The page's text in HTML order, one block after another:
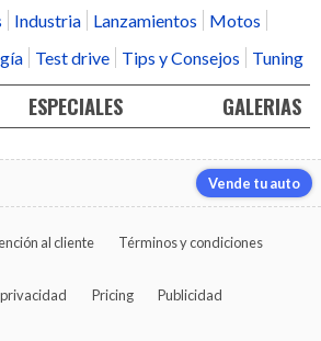
Industria Lanzamientos
Motos
Test drive Tips y Consejos Tuning
ESPECIALES GALERIAS
Vende tu auto
al cliente Términos y condiciones
Pricing Publicidad